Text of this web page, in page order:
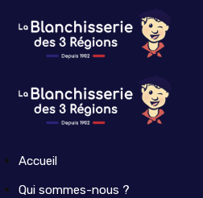
Accueil
Qui sommes-nous ?